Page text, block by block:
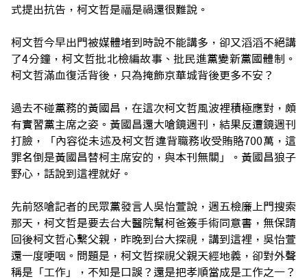
式提出抗告，柯文哲是福是禍還很難說。
柯文哲今早出門被媒體堵到時說不能講多，卻又滔滔不絕講
了4分鐘，柯文哲批北檢編故事、批民進黨變新黨國體制。
柯文哲滿血復活背後，只為掩飾京華城背後更多不安？
過去不碰黨務的黃國昌，在這次柯文哲風波裡積極應對，頗
有實習黨主席之姿。黃國昌還大嗆鏡週刊，結果反遭鏡週刊
打臉，「內容從未述及柯文哲違背職務收受賄賂700萬，這
罪名倒是黃國昌替柯主席安的，與本刊無關」。黃國昌狼子
野心，話說到這裡就好。
先前怒嗆記者的民眾黨發言人吳怡萱說，週五檢廉上門搜索
那天，柯文哲是要去台大醫院幫柯爸簽手術同意書，無保請
回後柯文哲心繫父親，昨晚到台大探視，講到這裡，吳怡萱
還一度哽咽。問題是，柯文哲探視父親天經地義，卻對外聲
稱是「工作」，不知是口誤？還是把孝順當成是工作之一？